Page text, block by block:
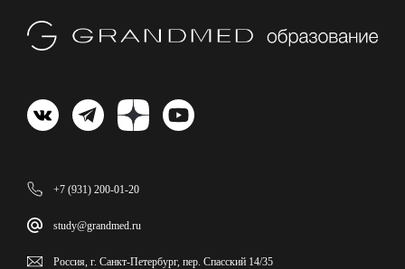
+7 (931) 200-01-20
study@grandmed.ru
Россия, г. Санкт-Петербург, пер. Спасский 14/35